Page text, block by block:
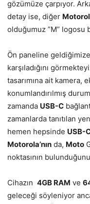
gözümüze çarpıyor.
detay ise, diğer
olduğumuz ”M” logosu
Ön paneline
karşıladığını
tasarımına ait kamera,
konumlandırılmış
zamanda USB-C
zamanlarda tanıtılan
hemen hepsinde USB-
Motorola’nın da, Moto
noktasının
Cihazın 4GB RAM ve
geleceği söyleniyor